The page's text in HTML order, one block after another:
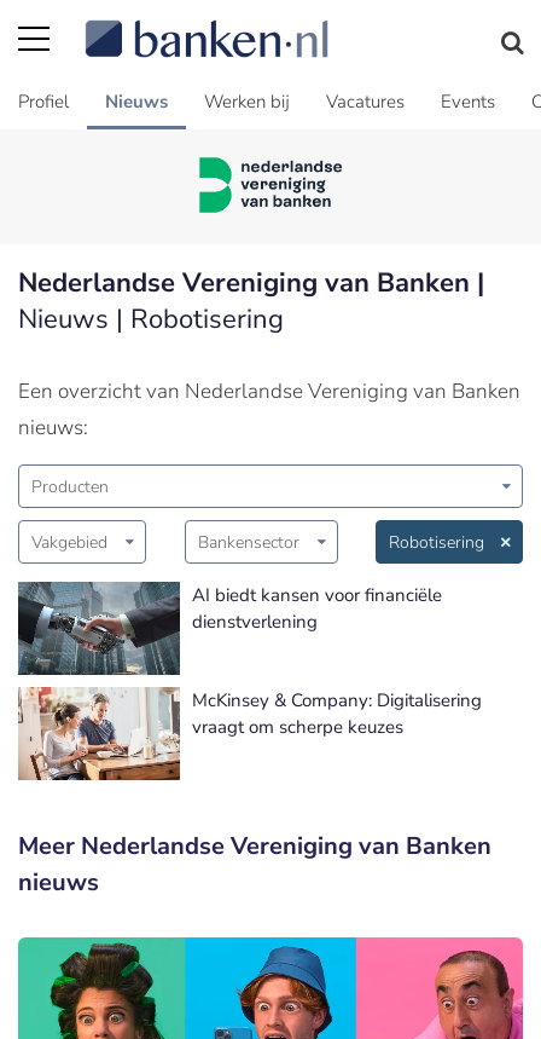
Profiel Nieuws Werken bij Vacatures Events
Nederlandse Vereniging van Banken |
Nieuws | Robotisering
Een overzicht van Nederlandse Vereniging van Banken
nieuws:
Producten
Vakgebied Bankensector Robotisering
AI biedt kansen voor financiële
dienstverlening
McKinsey & Company: Digitalisering
vraagt om scherpe keuzes
Meer Nederlandse Vereniging van Banken
nieuws